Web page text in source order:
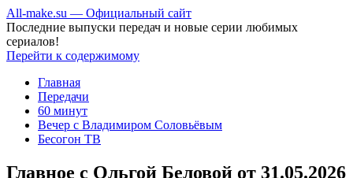
All-make.su — Официальный сайт
Последние выпуски передач и новые серии любимых
сериалов!
Перейти к содержимому
Главная
Передачи
60 минут
Вечер с Владимиром Соловьёвым
Бесогон ТВ
Главное с Ольгой Беловой от 31.05.2026